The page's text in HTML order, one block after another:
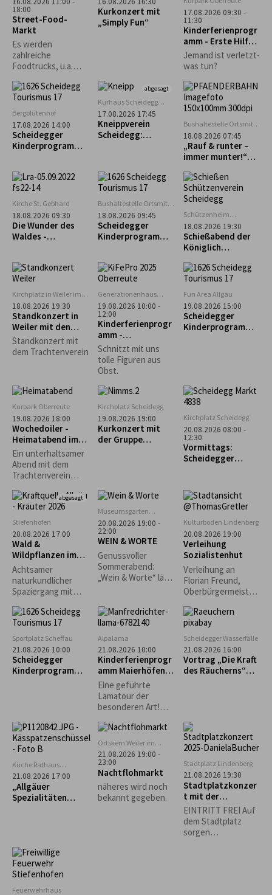
18:00
Street-Food-
Markt
Es werden
zahlreiche
Foodtrucks, u.a.
asiatisch und vieles
mehr erwartet.
Kurkonzert mit
„Simply Fun“
17.08.2026 09:30 -
11:30
Kinderferienprogr
amm - Erste Hilfe
Kurs
Jemand ist verletzt-
was tun?
Bergblütenhof
17.08.2026 14:00
Scheidegger
Kinderprogramm:
und staunen
abgesagt
Kurhaus Scheidegg
Mehrzweckraum im UG
17.08.2026 17:45
Kneippverein
Scheidegg:
Bushaltestelle Ortsmitte
Scheidegg
18.08.2026 07:45
„Rauf & runter –
immer munter!“
Pfänder
Kirche St. Gebhard
18.08.2026 09:30
Die Wunder des
Waldes -
Bushaltestelle Ortsmitte
Scheidegg
18.08.2026 09:45
Scheidegger
Kinderprogramm:
zum Biolandhof
Heim in Scheffau
Schützenheim
Scheidegg
(ehem. Lokschuppen)
18.08.2026 19:30
Schießabend der
Königlich
Schützengesellsch
aft Scheidegg
Kirchplatz in Weiler im
Allgäu
18.08.2026 19:30
Standkonzert in
Weiler mit den
Trachtlern
Standkonzert mit
dem Trachtenverein
Generationenhaus
Oberreute
19.08.2026 10:00 -
12:00
Kinderferienprogr
amm -
Obstschnitzen-
AUSGEBUCHT!!!
Schnitzt mit uns
tolle Figuren aus
Obst.
Fun Area Allgäu
19.08.2026 15:00
Scheidegger
Kinderprogramm:
Kurpark Oberreute
19.08.2026 18:00
Wochedoiler -
Heimatabend im
Kurgarten
Ein unterhaltsamer
Abend mit dem
Trachtenverein
Mitwirkung der
Kinder- und
Jugendgruppe,
Aktivengruppe,
Goißler,
Stubenmusik und
Schellengruppe.
Kirchplatz Scheidegg
19.08.2026 19:00
Kurkonzert mit
der Gruppe
Kirchplatz Scheidegg
20.08.2026 08:00 -
12:30
Vormittags:
Scheidegger
abgesagt
Stiefenhofen
20.08.2026 17:00
Wald &
Wildpflanzen im
Jahreslauf
Achtsamer
naturkundlicher
Spaziergang mit
Kräuterpädagogin,
Pilzcoach (DGfM)
Dr. med. Helga
Wollmerstedt...
Museumsgarten
Oberreute
20.08.2026 19:00 -
22:00
WEIN & WORTE
Genussvoller
Sommerabend:
„Wein & Worte“ lädt
Kulturboden Lindenberg
20.08.2026 19:00
Verleihung
Sozialistenhut
Verleihung an
Florian Freund,
Oberbürgermeister
Sportplatz Scheffau
21.08.2026 10:00
Scheidegger
Kinderprogramm:
Alpalama
21.08.2026 10:00
Kinderferienprogr
amm Maierhöfen:
Alpalama Familien-
Erlebniszeit
Eine geführte
Lamatour der
besonderen Art!
Familien Pro Familie
60 €.
Scheidegger Wasserfälle
21.08.2026 16:00
Vortrag „Die Kraft
des Räucherns“
Küche Rathaus
Scheidegg
21.08.2026 17:00
„Allgäuer
Spezialitäten
Ortskern Weiler im
Allgäu
21.08.2026 19:00 -
23:00
Nachtflohmarkt
näheres wird noch
bekannt gegeben.
Stadtplatz Lindenberg
21.08.2026 19:30
Stadtplatzkonzer
t mit der
Musikgruppe
"Bährig Böhmisch"
EINTRITT FREI Auf
dem Stadtplatz
sorgen
Feuerwehrhaus